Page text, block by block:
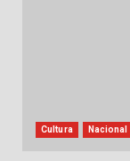
Cultura Nacional